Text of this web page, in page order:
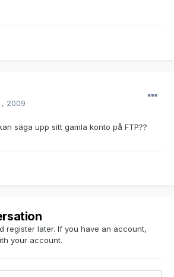
, 2009
säga upp sitt gamla konto på FTP??
register later. If you have an account,
your account.